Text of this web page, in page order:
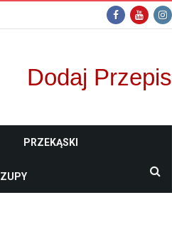
Dodaj Przepis
PRZEKĄSKI
ZUPY